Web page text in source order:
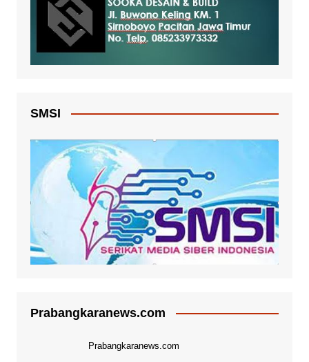
SMSI
Prabangkaranews.com
Prabangkaranews.com